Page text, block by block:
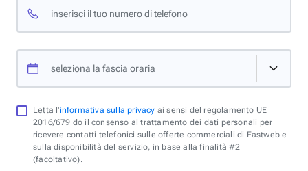
inserisci il tuo numero di telefono
seleziona la fascia oraria
Letta l'informativa sulla privacy ai sensi del regolamento UE
2016/679 do il consenso al trattamento dei dati personali per
ricevere contatti telefonici sulle offerte commerciali di Fastweb e
sulla disponibilità del servizio, in base alla finalità #2
(facoltativo).